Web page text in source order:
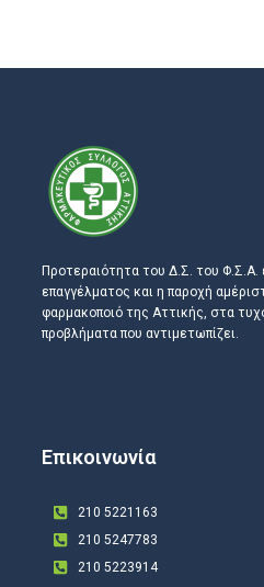
Προτεραιότητα του Δ.Σ. του Φ.Σ.Α.
επαγγέλματος και η παροχή
φαρμακοποιό της Αττικής, στα
προβλήματα που αντιμετωπίζει.
Επικοινωνία
210 5221163
210 5247783
210 5223914